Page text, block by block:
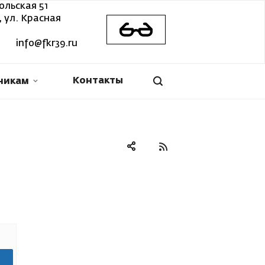
51
Красная
info@fkr39.ru
Контакты